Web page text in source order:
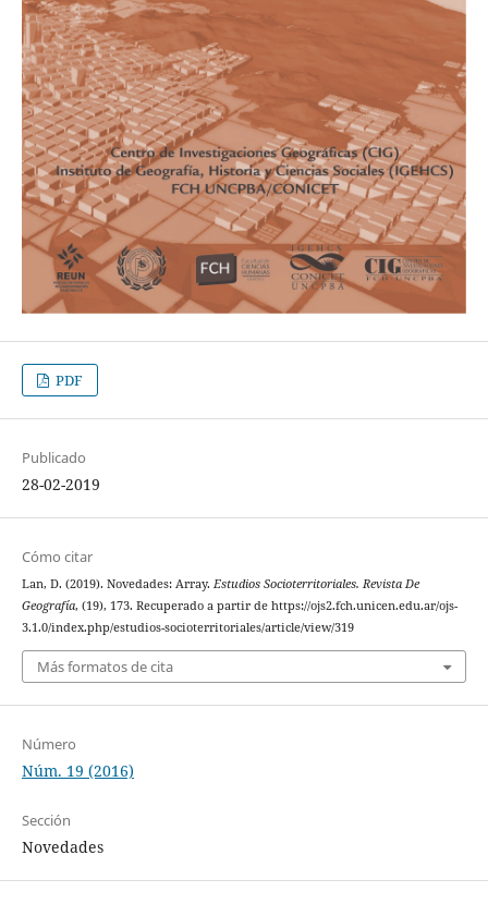
PDF
Publicado
28-02-2019
Cómo citar
Lan, D. (2019). Novedades: Array. Estudios Socioterritoriales. Revista De
Geografía, (19), 173. Recuperado a partir de https://ojs2.fch.unicen.edu.ar/ojs-
3.1.0/index.php/estudios-socioterritoriales/article/view/319
Más formatos de cita
Número
Núm. 19 (2016)
Sección
Novedades